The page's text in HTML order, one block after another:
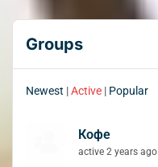
Groups
Newest |Active | Popular
Кофе
active 2 years ago